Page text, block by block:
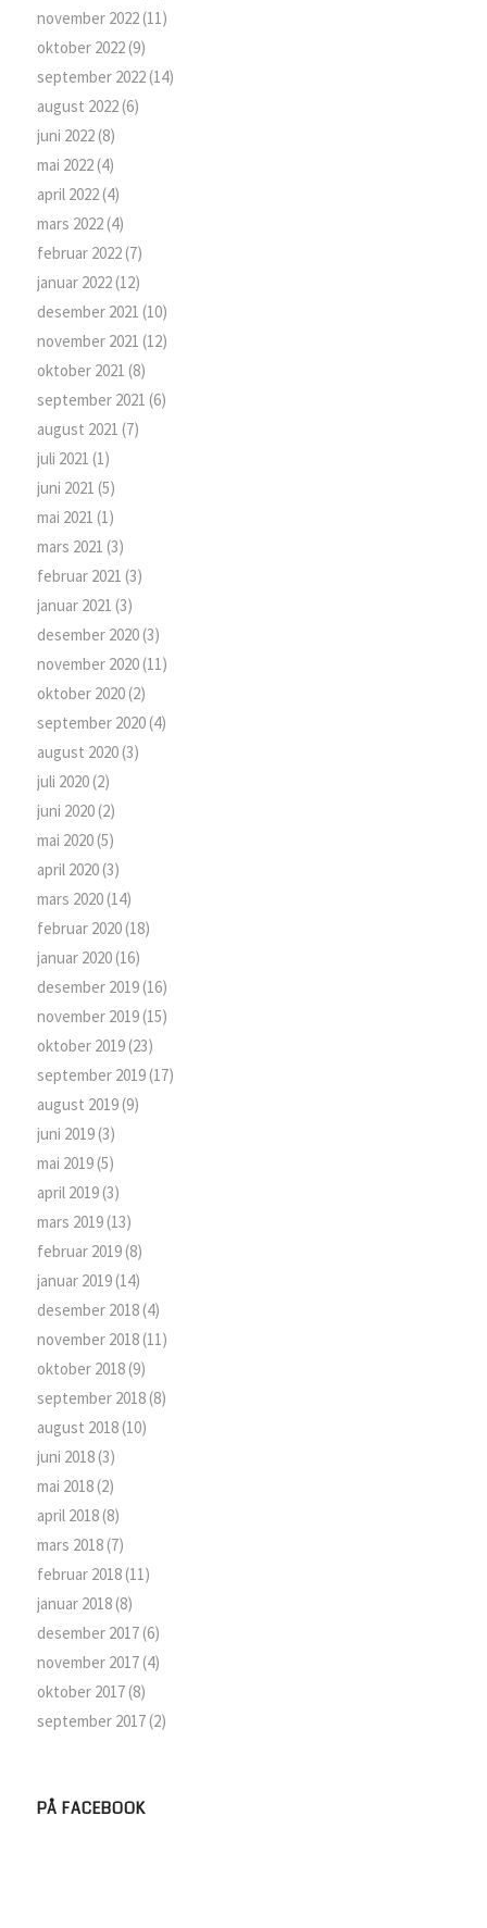
november 2022(11)
oktober 2022(9)
september 2022(14)
august 2022(6)
juni 2022(8)
mai 2022(4)
april 2022(4)
mars 2022(4)
februar 2022(7)
januar 2022(12)
desember 2021 (10)
november 2021 (12)
oktober 2021 (8)
september 2021 (6)
august 2021 (7)
juli 2021 (1)
juni 2021 (5)
mai 2021 (1)
mars 2021 (3)
februar 2021 (3)
januar 2021 (3)
desember 2020(3)
november 2020(11)
oktober 2020(2)
september 2020(4)
august 2020(3)
juli 2020(2)
juni 2020(2)
mai 2020(5)
april 2020(3)
mars 2020(14)
februar 2020(18)
januar 2020(16)
desember 2019(16)
november 2019(15)
oktober 2019(23)
september 2019(17)
august 2019(9)
juni 2019(3)
mai 2019(5)
april 2019(3)
mars 2019(13)
februar 2019(8)
januar 2019(14)
desember 2018(4)
november 2018(11)
oktober 2018(9)
september 2018(8)
august 2018(10)
juni 2018(3)
mai 2018(2)
april 2018(8)
mars 2018(7)
februar 2018(11)
januar 2018(8)
desember 2017(6)
november 2017(4)
oktober 2017(8)
september 2017(2)
PÅ FACEBOOK